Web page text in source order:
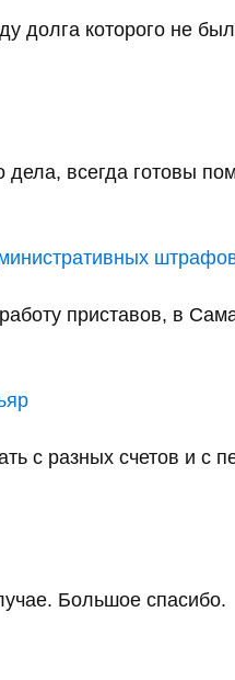
долга которого не
всегда готовы
приставов, в
с разных счетов и с
Большое спасибо.